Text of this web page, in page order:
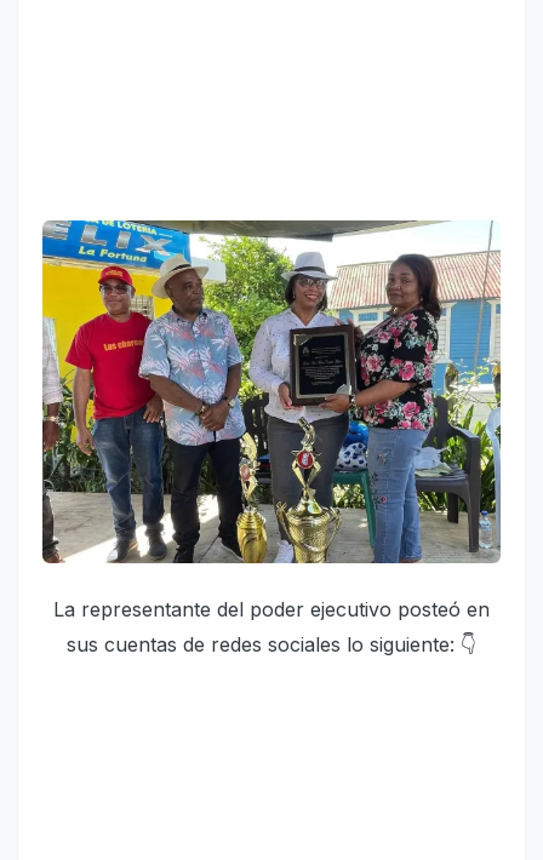
La representante del poder ejecutivo posteó en
sus cuentas de redes sociales lo siguiente: 👇